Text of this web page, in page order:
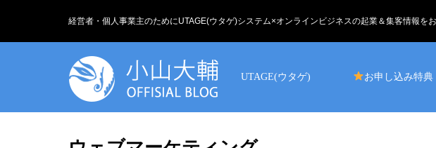
経営者・個人事業主のためにUTAGE(ウタゲ)システム×オンラインビジネスの起業＆集客情報をお
UTAGE(ウタゲ) お申し込み特典